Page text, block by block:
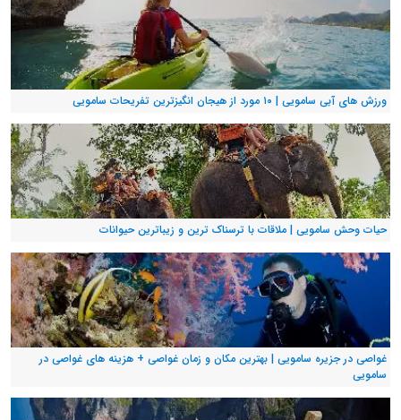
ورزش های آبی سامویی | ۱۰ مورد از هیجان انگیزترین تفریحات سامویی
حیات وحش سامویی | ملاقات با ترسناک ترین و زیباترین حیوانات
غواصی در جزیره سامویی | بهترین مکان و زمان غواصی + هزینه های غواصی در
سامویی